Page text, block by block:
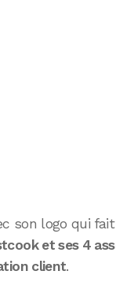
son logo qui
et ses 4
client.